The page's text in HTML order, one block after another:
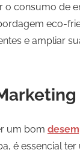
o consumo de
eco-
e ampliar
um bom
é essencial